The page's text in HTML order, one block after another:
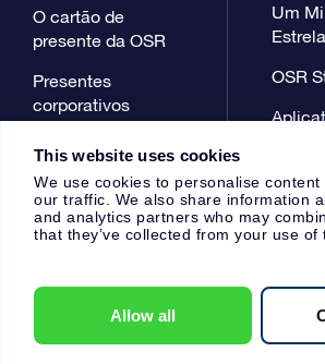
This website uses cookies
We use cookies to personalise
our traffic. We also share information
and analytics partners who may
that they’ve collected from your use of
Allow all
O cartão de
presente da OSR
Presentes
corporativos
Um
OSR
KVK: 60333553, VAT: NL